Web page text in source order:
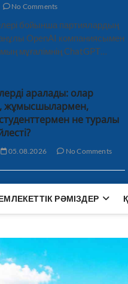
No Comments
бойынша партиялардың
OpenAI компаниясымен
мұғалімнің ChatGPT…
аралады: олар
жұмысшылармен,
не туралы
05.08.2026 No Comments
РӘМІЗДЕР